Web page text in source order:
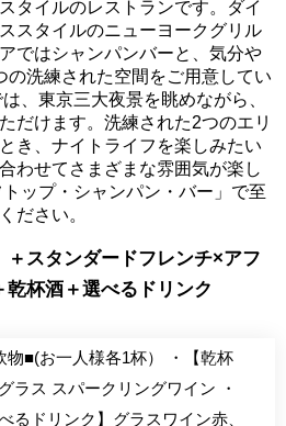
タイルのレストランです。ダイ
スタイルのニューヨークグリル
ではシャンパンバーと、気分や
の洗練された空間をご用意してい
、東京三大夜景を眺めながら、
だけます。洗練された2つのエリ
き、ナイトライフを楽しみたい
わせてさまざまな雰囲気が楽し
ップ・シャンパン・バー」で至
ださい。
＋スタンダードフレンチ×アフ
杯酒＋選べるドリンク
物■(お一人様各1杯） ・【乾杯
ラス スパークリングワイン ・
べるドリンク】グラスワイン赤、